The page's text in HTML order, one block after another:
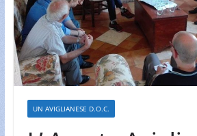
UN AVIGLIANESE D.O.C.